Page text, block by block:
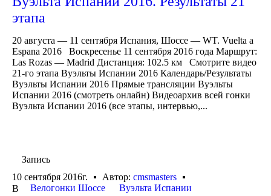
этапа
20 августа — 11 сентября Испания, Шоссе — WT. Vuelta a
Espana 2016 Воскресенье 11 сентября 2016 года Маршрут:
Las Rozas — Madrid Дистанция: 102.5 км Смотрите видео
21-го этапа Вуэльты Испании 2016 Календарь/Результаты
Вуэльты Испании 2016 Прямые трансляции Вуэльты
Испании 2016 (смотреть онлайн) Видеоархив всей гонки
Вуэльта Испании 2016 (все этапы, интервью,...
Запись
10 сентября 2016г.
Автор: cmsmasters
В
Велогонки Шоссе
Вуэльта Испании